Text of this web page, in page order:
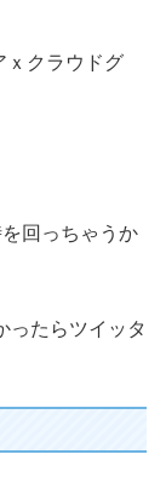
ｘクラウドグ
回っちゃうか
ったらツイッタ